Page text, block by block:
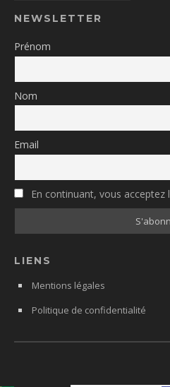
NEWSLETTER
Prénom
Nom
Email
En continuant, vous
LIENS
Mentions légales
Politique de confidentialité